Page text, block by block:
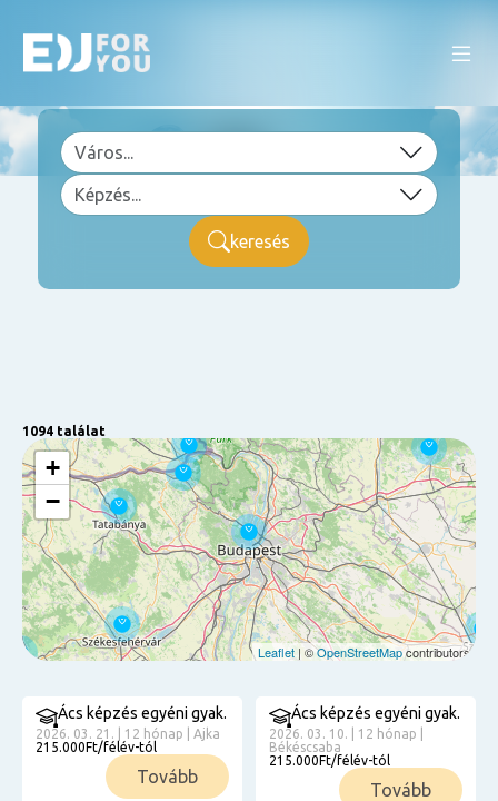
keresés
1094 találat
+
−
Leaflet | ©OpenStreetMapcontributors
Ács képzés egyéni gyak.
2026. 03. 21. | 12 hónap | Ajka
215.000Ft/félév-tól
Tovább
Ács képzés egyéni gyak.
2026. 03. 10. | 12 hónap |
Békéscsaba
215.000Ft/félév-tól
Tovább